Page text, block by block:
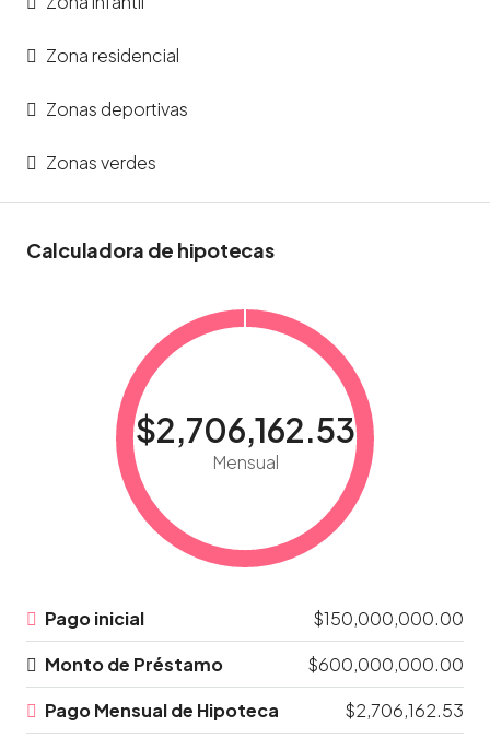
Zona residencial
Zonas deportivas
Zonas verdes
Calculadora de hipotecas
$2,706,162.53
Mensual
Pago inicial
$150,000,000.00
Monto de Préstamo
$600,000,000.00
Pago Mensual de Hipoteca
$2,706,162.53